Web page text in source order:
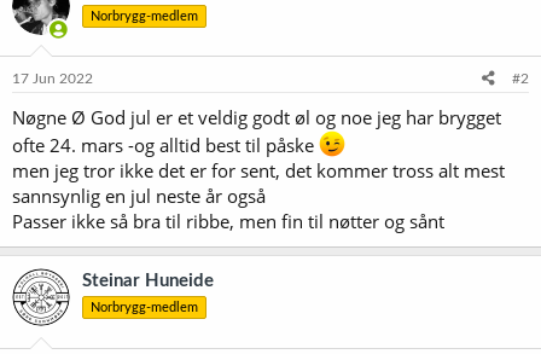
Norbrygg-medlem
17 Jun 2022 #2
Nøgne Ø God jul er et veldig godt øl og noe jeg har brygget
ofte 24. mars -og alltid best til påske
men jeg tror ikke det er for sent, det kommer tross alt mest
sannsynlig en jul neste år også
Passer ikke så bra til ribbe, men fin til nøtter og sånt
Steinar Huneide
Norbrygg-medlem